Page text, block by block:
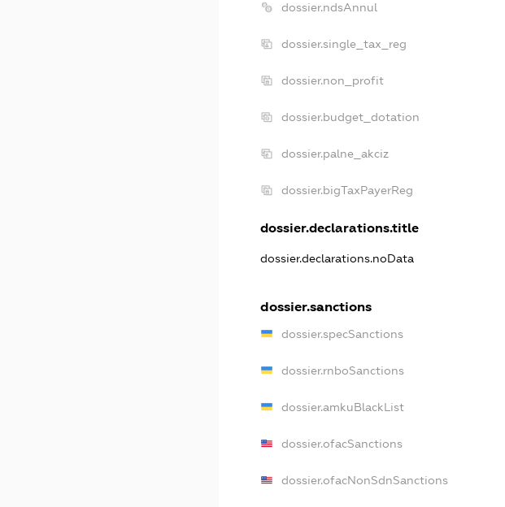
dossier.ndsAnnul
dossier.single_tax_reg
dossier.non_profit
dossier.budget_dotation
dossier.palne_akciz
dossier.bigTaxPayerReg
dossier.declarations.title
dossier.declarations.noData
dossier.sanctions
dossier.specSanctions
dossier.rnboSanctions
dossier.amkuBlackList
dossier.ofacSanctions
dossier.ofacNonSdnSanctions